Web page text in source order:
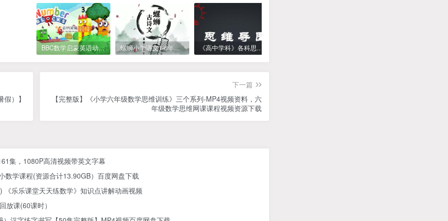
BBC数学启蒙英语动画Numberblocks数字积木，全七季共161集，1080P高清视频带英文字幕 螺蛳小学语文1-6年级《小学古诗文》课程视频 《高中学科》各科思维导图
）】
下一篇
【完整版】《小学六年级数学思维训练》三个系列-MP4视频资料，六
年级数学思维网课课程视频资源下载
集，1080P高清视频带英文字幕
数学课程(资源合计13.90GB）百度网盘下载
《乐乐课堂天天练数学》知识点讲解动画视频
放课(60课时）